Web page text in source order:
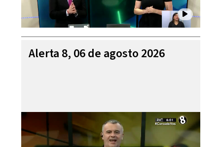
Alerta 8, 06 de agosto 2026